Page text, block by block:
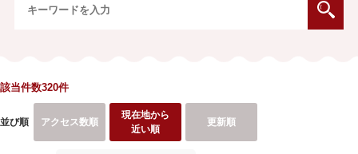
該当件数320件
並び順 アクセス数順
現在地から
近い順
更新順